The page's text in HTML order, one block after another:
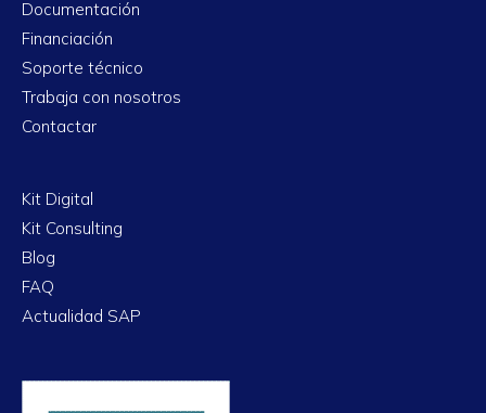
Documentación
Financiación
Soporte técnico
Trabaja con nosotros
Contactar
Kit Digital
Kit Consulting
Blog
FAQ
Actualidad SAP